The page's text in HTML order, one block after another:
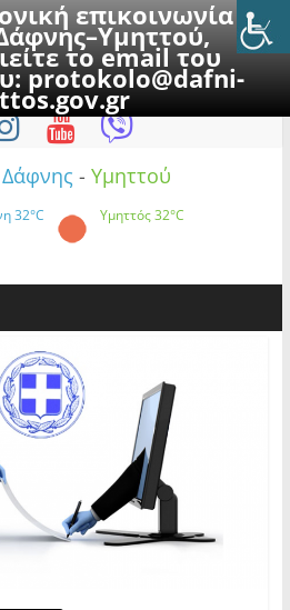
επικοινωνία με
το email του
protokolo@dafni-
9 Αυγούστου 2026
Δάφνης - Υμηττού
32°C Υμηττός32°C